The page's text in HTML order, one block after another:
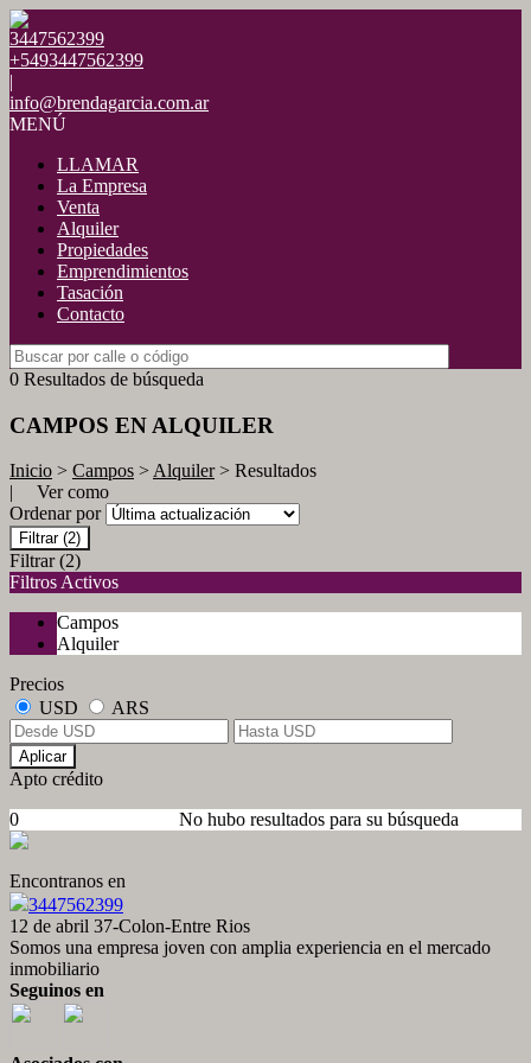
3447562399
+5493447562399
|
info@brendagarcia.com.ar
MENÚ
LLAMAR
La Empresa
Venta
Alquiler
Propiedades
Emprendimientos
Tasación
Contacto
0 Resultados de búsqueda
CAMPOS EN ALQUILER
Inicio > Campos >Alquiler> Resultados
| Ver como
Ordenar por
Filtrar (2)
Filtrar (2)
Filtros Activos
Campos
Alquiler
Precios
USD
ARS
Aplicar
Apto crédito
No hubo resultados para su búsqueda
0
Encontranos en
3447562399
12 de abril 37-Colon-Entre Rios
Somos una empresa joven con amplia experiencia en el mercado
inmobiliario
Seguinos en